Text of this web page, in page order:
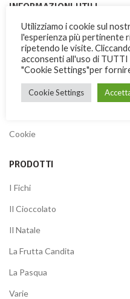
INFORMAZIONI UTILI
Il mio account
Costi e modalità di spedizione
Modalità di pagamento
Termini & Condizioni
Cookie
PRODOTTI
I Fichi
Il Cioccolato
Il Natale
La Frutta Candita
La Pasqua
Varie
Utilizziamo i cookie sul
l'esperienza più pertinente
ripetendo le visite.
acconsenti all'uso di
"Cookie Settings"per
Cookie Settings